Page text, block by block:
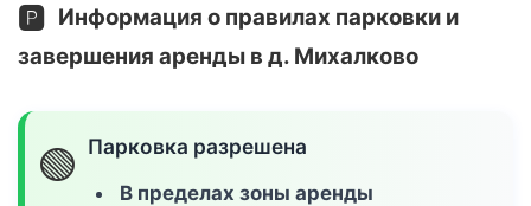
🅿️ Информация о правилах парковки и
завершения аренды в д. Михалково
🟢 Парковка разрешена
В пределах зоны аренды